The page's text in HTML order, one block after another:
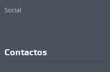
Social
Contactos